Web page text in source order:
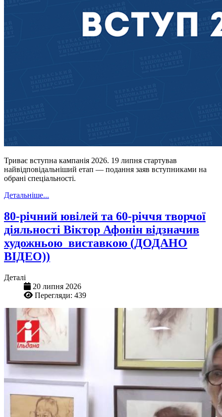
Триває вступна кампанія 2026. 19 липня стартував
найвідповідальніший етап — подання заяв вступниками на
обрані спеціальності.
Детальніше...
80-річний ювілей та 60-річчя творчої
діяльності Віктор Афонін відзначив
художньою виставкою (ДОДАНО
ВІДЕО))
Деталі
20 липня 2026
Перегляди: 439